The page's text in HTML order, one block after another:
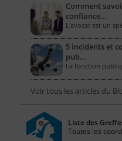
Comment
confiance…
L'avocat est un
5 incidents et
pub…
La fonction
Voir tous les articles du
Liste des
Toutes les